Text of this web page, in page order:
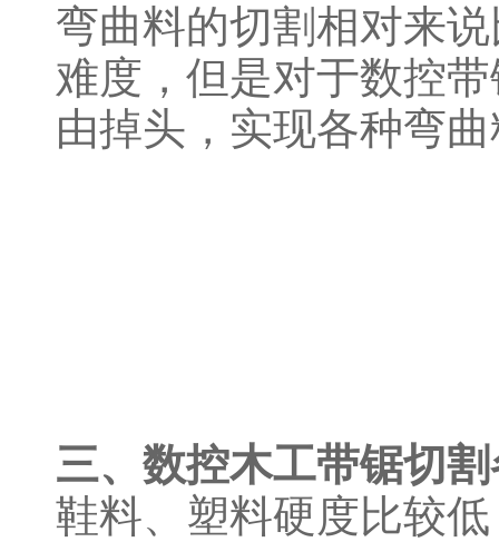
弯曲料的切割相对来
难度，但是对于数控
由掉头，实现各种弯
三、数控木工带锯切
鞋料、塑料硬度比较